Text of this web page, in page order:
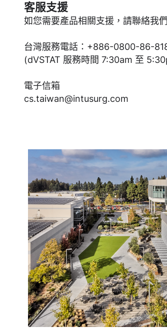
客服支援
如您需要產品相關支援，請聯絡我
台灣服務電話：+886-0800-86-
(dVSTAT 服務時間 7:30am 至
電子信箱
cs.taiwan@intusurg.com